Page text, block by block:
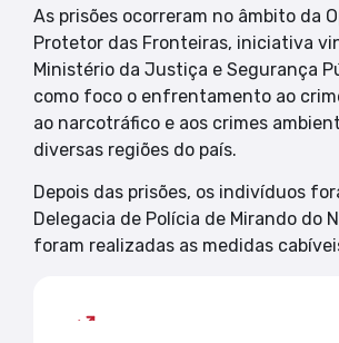
As prisões ocorreram no âmbito da
Protetor das Fronteiras, iniciativa
Ministério da Justiça e Segurança
como foco o enfrentamento ao
ao narcotráfico e aos crimes
diversas regiões do país.
Depois das prisões, os indivíduos
Delegacia de Polícia de Mirando do
foram realizadas as medidas